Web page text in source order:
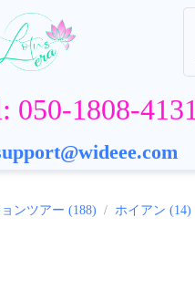
050-1808-4131
ンツアー (188) ホイアン (14)